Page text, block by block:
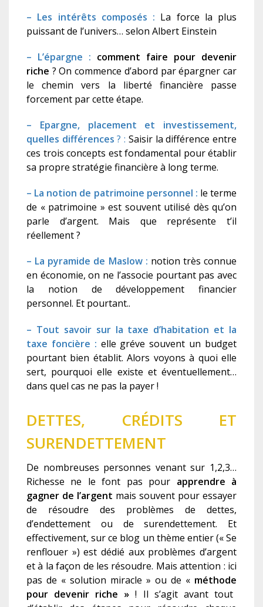
– Les intérêts composés : La force la plus
puissant de l’univers… selon Albert Einstein
– L’épargne : comment faire pour devenir
riche ? On commence d’abord par épargner car
le chemin vers la liberté financière passe
forcement par cette étape.
– Epargne, placement et investissement,
quelles différences ? : Saisir la différence entre
ces trois concepts est fondamental pour établir
sa propre stratégie financière à long terme.
– La notion de patrimoine personnel : le terme
de « patrimoine » est souvent utilisé dès qu’on
parle d’argent. Mais que représente t’il
réellement ?
– La pyramide de Maslow : notion très connue
en économie, on ne l’associe pourtant pas avec
la notion de développement financier
personnel. Et pourtant..
– Tout savoir sur la taxe d’habitation et la
taxe foncière : elle gréve souvent un budget
pourtant bien établit. Alors voyons à quoi elle
sert, pourquoi elle existe et éventuellement…
dans quel cas ne pas la payer !
DETTES, CRÉDITS ET
SURENDETTEMENT
De nombreuses personnes venant sur 1,2,3…
Richesse ne le font pas pour apprendre à
gagner de l’argent mais souvent pour essayer
de résoudre des problèmes de dettes,
d’endettement ou de surendettement. Et
effectivement, sur ce blog un thème entier (« Se
renflouer ») est dédié aux problèmes d’argent
et à la façon de les résoudre. Mais attention : ici
pas de « solution miracle » ou de « méthode
pour devenir riche »! Il s’agit avant tout